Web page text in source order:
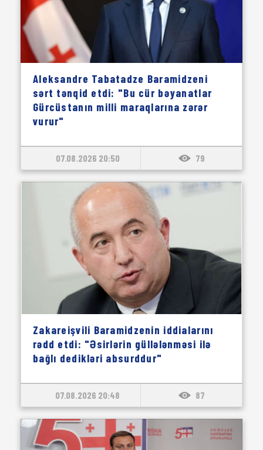
Aleksandre Tabatadze Baramidzeni
sərt tənqid etdi: "Bu cür bəyanatlar
Gürcüstanın milli maraqlarına zərər
vurur"
07.08.2026 20:50 79
Zakareişvili Baramidzenin iddialarını
rədd etdi: "Əsirlərin güllələnməsi ilə
bağlı dedikləri absurddur"
07.08.2026 20:48 87